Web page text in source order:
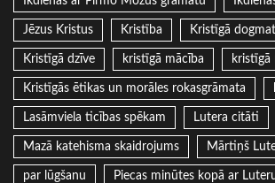
Jēzus Kristus Kristība Kristīgā
Kristīgā dzīve kristīgā mācība kristīgā
Kristīgās ētikas un morāles rokasgrāmata
Lasāmviela ticības spēkam Lutera citāti
Mazā katehisma skaidrojums Mārtiņš
par lūgšanu Piecas minūtes kopā ar